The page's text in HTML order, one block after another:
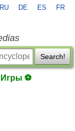
RU DE ES FR
Search!
Игры ⚽